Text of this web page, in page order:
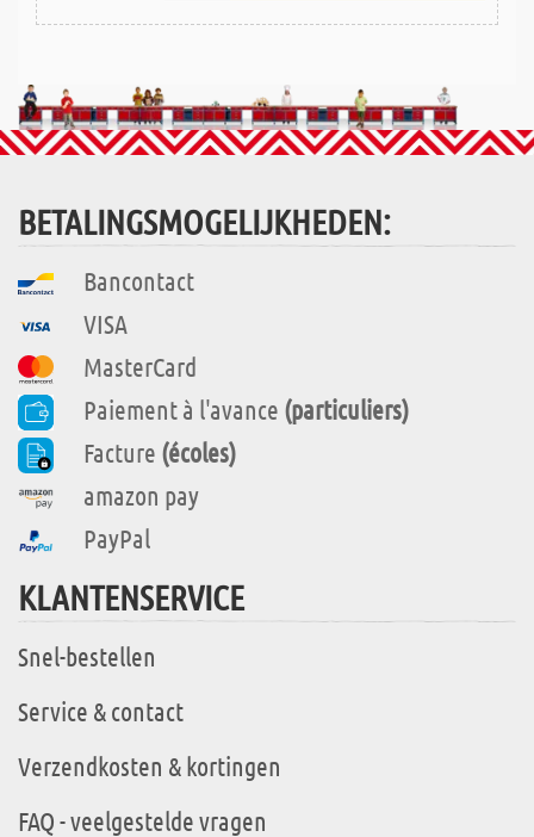
BETALINGSMOGELIJKHEDEN:
Bancontact
VISA
MasterCard
Paiement à l'avance (particuliers)
Facture (écoles)
amazon pay
PayPal
KLANTENSERVICE
Snel-bestellen
Service & contact
Verzendkosten & kortingen
FAQ - veelgestelde vragen